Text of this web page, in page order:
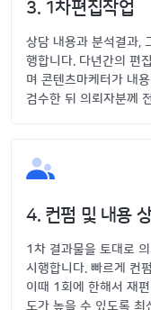
3. 1차편집작업
상담 내용과 분석결과,
행합니다. 다년간의 편
며 콘텐츠마케터가 내
검수한 뒤 의뢰자분께
4. 컨펌 및 내용
1차 결과물을 토대로
시행합니다. 빠르게 컨
이때 1회에 한해서 재
도가 높을 수 있도록 최